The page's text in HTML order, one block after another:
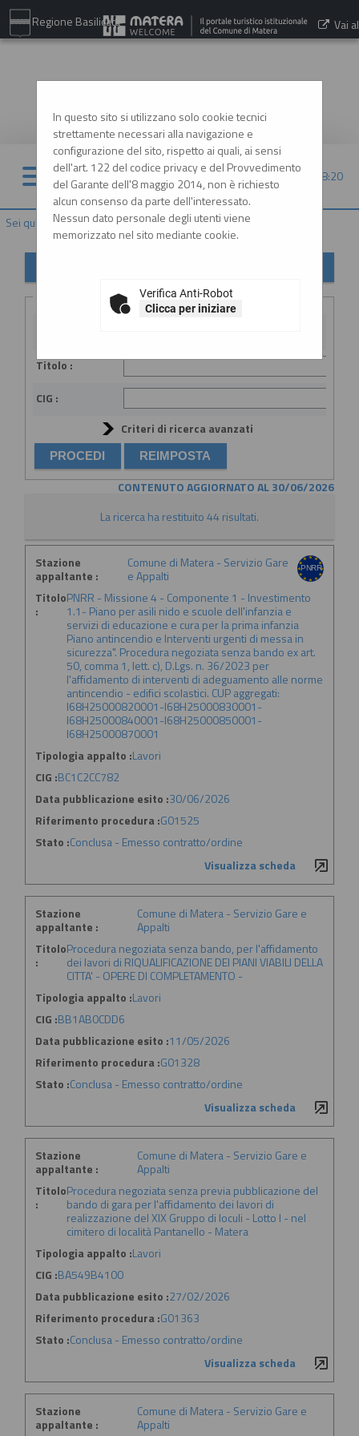
Regione Basilicata Vai al
09/08/2026 08:20
Sei qui: Home»Elenco operatori economici»Esiti affidamenti
In questo sito si utilizzano solo cookie tecnici
strettamente necessari alla navigazione e
configurazione del sito, rispetto ai quali, ai sensi
dell'art. 122 del codice privacy e del Provvedimento
del Garante dell'8 maggio 2014, non è richiesto
alcun consenso da parte dell'interessato.
Nessun dato personale degli utenti viene
memorizzato nel sito mediante cookie.
Verifica Anti-Robot
Clicca per iniziare
Criteri di ricerca
Titolo :
CIG :
Criteri di ricerca avanzati
CONTENUTO AGGIORNATO AL 30/06/2026
La ricerca ha restituito 44 risultati.
Stazione
appaltante :
Comune di Matera - Servizio Gare
e Appalti
Titolo
:
PNRR - Missione 4 - Componente 1 - Investimento
1.1- Piano per asili nido e scuole dell'infanzia e
servizi di educazione e cura per la prima infanzia
Piano antincendio e Interventi urgenti di messa in
sicurezza". Procedura negoziata senza bando ex art.
50, comma 1, lett. c), D.Lgs. n. 36/2023 per
l'affidamento di interventi di adeguamento alle norme
antincendio - edifici scolastici. CUP aggregati:
I68H25000820001-I68H25000830001-
I68H25000840001-I68H25000850001-
I68H25000870001
Tipologia appalto :Lavori
CIG :BC1C2CC782
Data pubblicazione esito :30/06/2026
Riferimento procedura :G01525
Stato :Conclusa - Emesso contratto/ordine
Visualizza scheda
Stazione
appaltante :
Comune di Matera - Servizio Gare e
Appalti
Titolo
:
Procedura negoziata senza bando, per l'affidamento
dei lavori di RIQUALIFICAZIONE DEI PIANI VIABILI DELLA
CITTA' - OPERE DI COMPLETAMENTO -
Tipologia appalto :Lavori
CIG :BB1AB0CDD6
Data pubblicazione esito :11/05/2026
Riferimento procedura :G01328
Stato :Conclusa - Emesso contratto/ordine
Visualizza scheda
Stazione
appaltante :
Comune di Matera - Servizio Gare e
Appalti
Titolo
:
Procedura negoziata senza previa pubblicazione del
bando di gara per l'affidamento dei lavori di
realizzazione del XIX Gruppo di loculi - Lotto I - nel
cimitero di località Pantanello - Matera
Tipologia appalto :Lavori
CIG :BA549B4100
Data pubblicazione esito :27/02/2026
Riferimento procedura :G01363
Stato :Conclusa - Emesso contratto/ordine
Visualizza scheda
Stazione
appaltante :
Comune di Matera - Servizio Gare e
Appalti